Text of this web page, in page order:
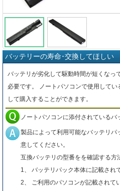
バッテリーの寿命･交換してほしい
バッテリが劣化して駆動時間が短くなっ
必要です。 ノートパソコンで使用して
して購入することができます。
ノートパソコンに添付されている
製品によって利用可能なバッテリ
意してください。
互換バッテリの型番をを確認する方
1、 バッテリパック本体に記載され
2、 ご利用のパソコンが記載されて